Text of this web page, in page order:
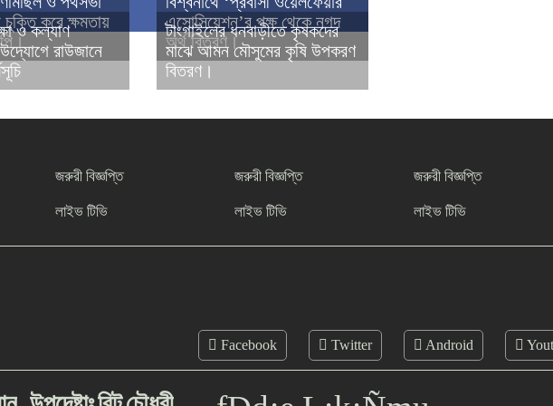
চুক্তি করে ক্ষমতায়
এসোসিয়েশন’র পক্ষ থেকে নগদ
অর্থ বিতরণ।
ও কল্যাণ
রাউজানে
টাংগাইলের ধনবাড়ীতে কৃষকদের
মাঝে আমন মৌসুমের কৃষি উপকরণ
বিতরণ।
জরুরী বিজ্ঞপ্তি
লাইভ টিভি
জরুরী বিজ্ঞপ্তি
লাইভ টিভি
জরুরী বিজ্ঞপ্তি
লাইভ টিভি
Facebook Twitter Android